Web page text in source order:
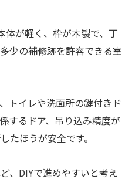
体が軽く、枠が木製で、丁
少の補修跡を許容できる室
トイレや洗面所の鍵付きド
するドア、吊り込み精度が
たほうが安全です。
、DIYで進めやすいと考え